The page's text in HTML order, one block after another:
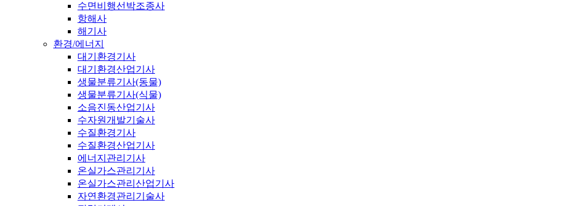
수면비행선박조종사
항해사
해기사
환경/에너지
대기환경기사
대기환경산업기사
생물분류기사(동물)
생물분류기사(식물)
소음진동산업기사
수자원개발기술사
수질환경기사
수질환경산업기사
에너지관리기사
온실가스관리기사
온실가스관리산업기사
자연환경관리기술사